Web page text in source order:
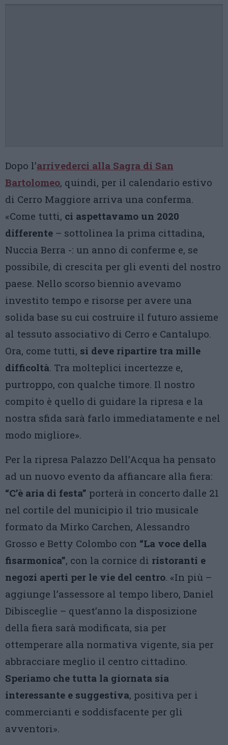
Dopo l’arrivederci alla Sagra di San
Bartolomeo, quindi, per il calendario estivo
di Cerro Maggiore arriva una conferma.
«Come tutti, ci aspettavamo un 2020
differente – sottolinea la prima cittadina,
Nuccia Berra -: un anno di conferme e, se
possibile, di crescita per gli eventi del nostro
paese. Nello scorso biennio avevamo
investito tempo e risorse per avere una
solida base su cui costruire il futuro assieme
al tessuto associativo di Cerro e Cantalupo.
Ora, come tutti, si deve ripartire tra mille
difficoltà. Tra molteplici incertezze e,
purtroppo, con qualche timore. Il nostro
compito è quello di guidare la ripresa e la
nostra sfida sarà farlo immediatamente e nel
modo migliore».
Per la ripresa Palazzo Dell’Acqua ha pensato
ad un nuovo evento da affiancare alla fiera:
“C’è aria di festa” porterà in concerto dalle 21
nel cortile del municipio il trio musicale
formato da Mirko Carchen, Alessandro
Grosso e Betty Colombo con “La voce della
fisarmonica”, con la cornice di ristoranti e
negozi aperti per le vie del centro. «In più –
aggiunge l’assessore al tempo libero, Daniel
Dibisceglie – quest’anno la disposizione
della fiera sarà modificata, sia per
ottemperare alla normativa vigente, sia per
abbracciare meglio il centro cittadino.
Speriamo che tutta la giornata sia
interessante e suggestiva, positiva per i
commercianti e soddisfacente per gli
avventori».